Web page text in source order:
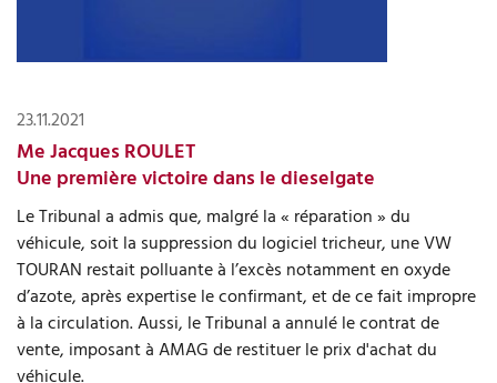
23.11.2021
Me Jacques ROULET
Une première victoire dans le dieselgate
Le Tribunal a admis que, malgré la « réparation » du
véhicule, soit la suppression du logiciel tricheur, une VW
TOURAN restait polluante à l’excès notamment en oxyde
d’azote, après expertise le confirmant, et de ce fait impropre
à la circulation. Aussi, le Tribunal a annulé le contrat de
vente, imposant à AMAG de restituer le prix d'achat du
véhicule.